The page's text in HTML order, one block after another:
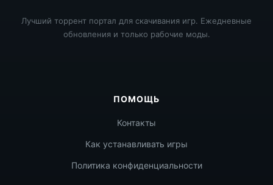
Лучший торрент портал для скачивания игр. Ежедневные
обновления и только рабочие моды.
ПОМОЩЬ
Контакты
Как устанавливать игры
Политика конфиденциальности